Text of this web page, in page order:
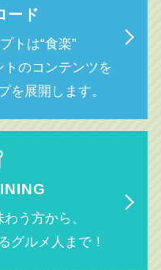
ード
トは“食楽”
のコンテンツを
を展開します。
う方から、
グルメ人まで！